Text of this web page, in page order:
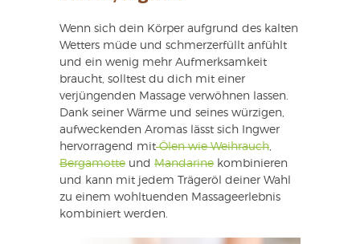
Wenn sich dein Körper aufgrund des kalten
Wetters müde und schmerzerfüllt anfühlt
und ein wenig mehr Aufmerksamkeit
braucht, solltest du dich mit einer
verjüngenden Massage verwöhnen lassen.
Dank seiner Wärme und seines würzigen,
aufweckenden Aromas lässt sich Ingwer
hervorragend mitÖlen wie Weihrauch,
Bergamotte und Mandarine kombinieren
und kann mit jedem Trägeröl deiner Wahl
zu einem wohltuenden Massageerlebnis
kombiniert werden.